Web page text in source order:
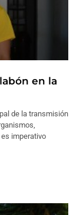
en la
de la transmisión
imperativo